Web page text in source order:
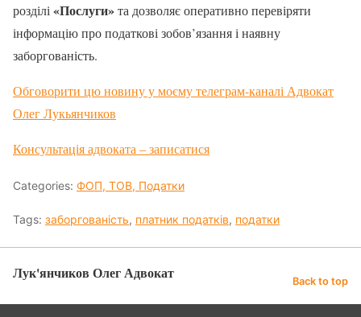
розділі«Послуги»та дозволяє оперативно перевіряти
інформацію про податкові зобов’язання і наявну
заборгованість.
Обговорити цю новину у моєму телеграм-каналі Адвокат
Олег Лукьянчиков
Консультація адвоката – записатися
Categories: ФОП, ТОВ, Податки
Tags: заборгованість, платник податків, податки
Лук'янчиков Олег Адвокат Back to top